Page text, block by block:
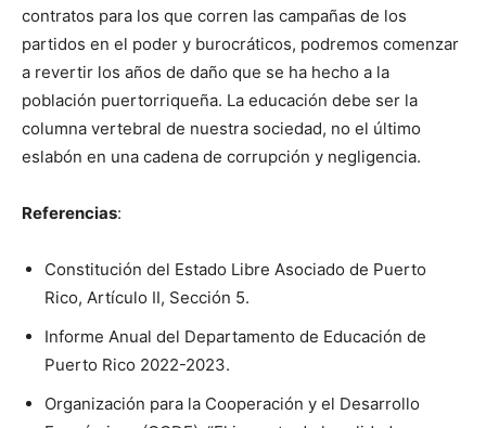
contratos para los que corren las campañas de los
partidos en el poder y burocráticos, podremos comenzar
a revertir los años de daño que se ha hecho a la
población puertorriqueña. La educación debe ser la
columna vertebral de nuestra sociedad, no el último
eslabón en una cadena de corrupción y negligencia.
Referencias:
Constitución del Estado Libre Asociado de Puerto
Rico, Artículo II, Sección 5.
Informe Anual del Departamento de Educación de
Puerto Rico 2022-2023.
Organización para la Cooperación y el Desarrollo